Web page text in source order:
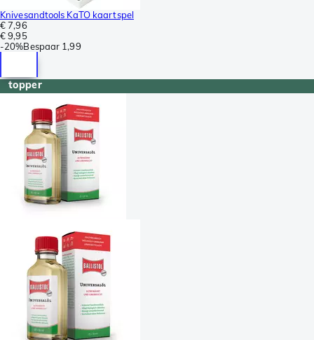
Knivesandtools KaTO kaartspel
€ 7,96
€ 9,95
-20%Bespaar 1,99
topper